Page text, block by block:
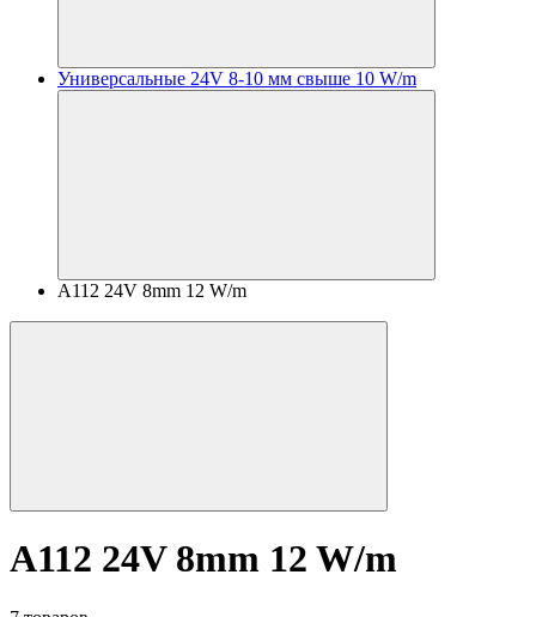
Универсальные 24V 8-10 мм свыше 10 W/m
A112 24V 8mm 12 W/m
A112 24V 8mm 12 W/m